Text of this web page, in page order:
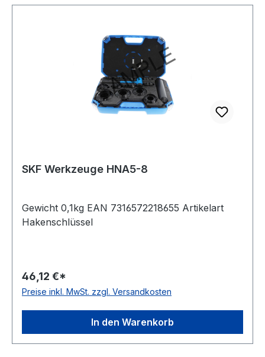
SKF Werkzeuge HNA5-8
Gewicht 0,1kg EAN 7316572218655 Artikelart
Hakenschlüssel
46,12 €*
Preise inkl. MwSt. zzgl. Versandkosten
In den Warenkorb